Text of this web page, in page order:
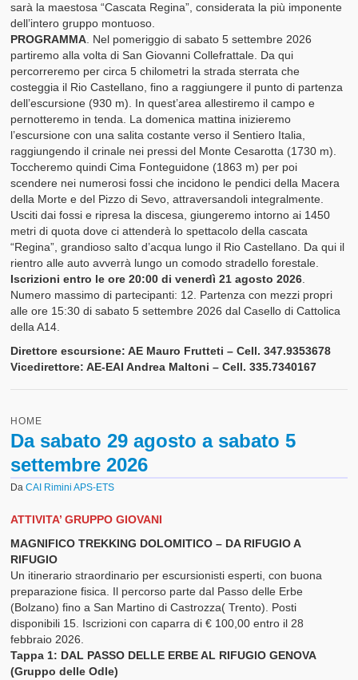
Documenti e Relazione Morale
Materiali e Gadget
Rassegna Stampa
Attività CAI
Punto di Ritrovo
Attività Gruppo Escursionismo CAI Rimini
Attività Gruppo Alpinismo CAI Rimini
Attività Gruppo Grotte Ariminum
Attività Gruppo Alpinismo Giovanile CAI Rimini
Attività Gruppo Montagnaterapia CAI Rimini
Attività Gruppo Intersezionale Sci Escursionismo Francesco
CAI Ravenna – Rimini
Percorsi Escursionistici
Classificazione dei Percorsi
Relazioni Percorsi Escursionistici
Relazioni Vie
Scale delle Difficoltà
Emilia Romagna
Marche
sarà la maestosa “Cascata Regina”, considerata la più imponente
dell’intero gruppo montuoso.
PROGRAMMA . Nel pomeriggio di sabato 5 settembre 2026
partiremo alla volta di San Giovanni Collefrattale. Da qui
percorreremo per circa 5 chilometri la strada sterrata che
costeggia il Rio Castellano, fino a raggiungere il punto di partenza
dell’escursione (930 m). In quest’area allestiremo il campo e
pernotteremo in tenda. La domenica mattina inizieremo
l’escursione con una salita costante verso il Sentiero Italia,
raggiungendo il crinale nei pressi del Monte Cesarotta (1730 m).
Toccheremo quindi Cima Fonteguidone (1863 m) per poi
scendere nei numerosi fossi che incidono le pendici della Macera
della Morte e del Pizzo di Sevo, attraversandoli integralmente.
Usciti dai fossi e ripresa la discesa, giungeremo intorno ai 1450
metri di quota dove ci attenderà lo spettacolo della cascata
“Regina”, grandioso salto d’acqua lungo il Rio Castellano. Da qui il
rientro alle auto avverrà lungo un comodo stradello forestale.
Iscrizioni entro le ore 20:00 di venerdì 21 agosto 2026
Numero massimo di partecipanti: 12. Partenza con mezzi propri
alle ore 15:30 di sabato 5 settembre 2026 dal Casello di Cattolica
della A14.
Direttore escursione: AE Mauro Frutteti – Cell. 347.9353678
Vicedirettore: AE-EAI Andrea Maltoni – Cell. 335.7340167
HOME
Da sabato 29 agosto a sabato 5
settembre 2026
DaCAI Rimini APS-ETS
ATTIVITA’ GRUPPO GIOVANI
MAGNIFICO TREKKING DOLOMITICO – DA RIFUGIO A
RIFUGIO
Un itinerario straordinario per escursionisti esperti, con buona
preparazione fisica. Il percorso parte dal Passo delle Erbe
(Bolzano) fino a San Martino di Castrozza( Trento). Posti
disponibili 15. Iscrizioni con caparra di € 100,00 entro il 28
febbraio 2026.
Tappa 1: DAL PASSO DELLE ERBE AL RIFUGIO GENOVA
(Gruppo delle Odle)